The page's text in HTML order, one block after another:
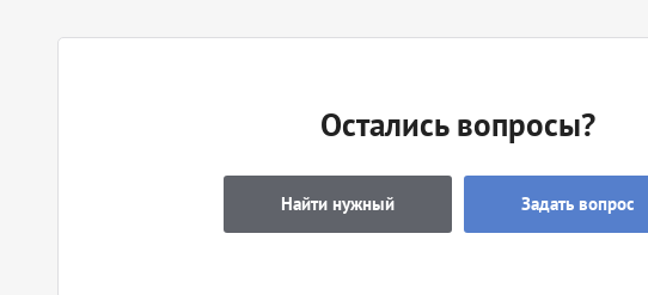
Остались вопросы?
Найти нужный Задать вопрос